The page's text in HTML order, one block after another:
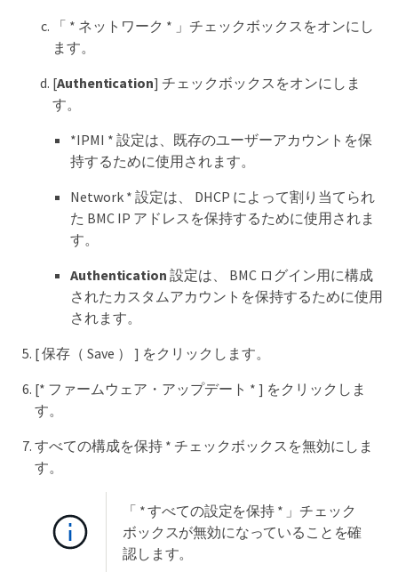
「 * ネットワーク * 」チェックボックスをオンにし
ます。
[Authentication] チェックボックスをオンにしま
す。
*IPMI * 設定は、既存のユーザーアカウントを保
持するために使用されます。
Network * 設定は、 DHCP によって割り当てられ
た BMC IP アドレスを保持するために使用されま
す。
Authentication 設定は、 BMC ログイン用に構成
されたカスタムアカウントを保持するために使用
されます。
[ 保存（ Save ） ] をクリックします。
[* ファームウェア・アップデート * ] をクリックしま
す。
すべての構成を保持 * チェックボックスを無効にしま
す。
「 * すべての設定を保持 * 」チェック
ボックスが無効になっていることを確
認します。